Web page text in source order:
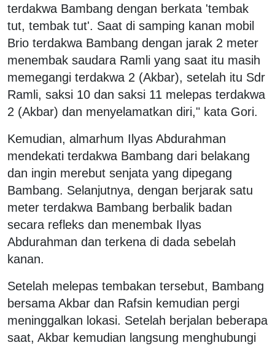
terdakwa Bambang dengan berkata 'tembak
tut, tembak tut'. Saat di samping kanan mobil
Brio terdakwa Bambang dengan jarak 2 meter
menembak saudara Ramli yang saat itu masih
memegangi terdakwa 2 (Akbar), setelah itu Sdr
Ramli, saksi 10 dan saksi 11 melepas terdakwa
2 (Akbar) dan menyelamatkan diri," kata Gori.
Kemudian, almarhum Ilyas Abdurahman
mendekati terdakwa Bambang dari belakang
dan ingin merebut senjata yang dipegang
Bambang. Selanjutnya, dengan berjarak satu
meter terdakwa Bambang berbalik badan
secara refleks dan menembak Ilyas
Abdurahman dan terkena di dada sebelah
kanan.
Setelah melepas tembakan tersebut, Bambang
bersama Akbar dan Rafsin kemudian pergi
meninggalkan lokasi. Setelah berjalan beberapa
saat, Akbar kemudian langsung menghubungi